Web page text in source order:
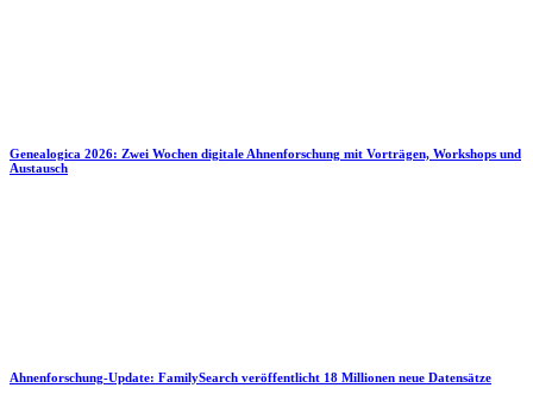
Genealogica 2026: Zwei Wochen digitale Ahnenforschung mit Vorträgen, Workshops und
Austausch
Ahnenforschung-Update: FamilySearch veröffentlicht 18 Millionen neue Datensätze